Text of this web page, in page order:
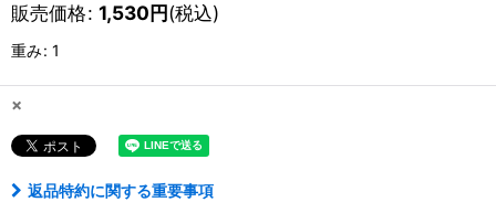
販売価格: 1,530円(税込)
重み: 1
×
返品特約に関する重要事項